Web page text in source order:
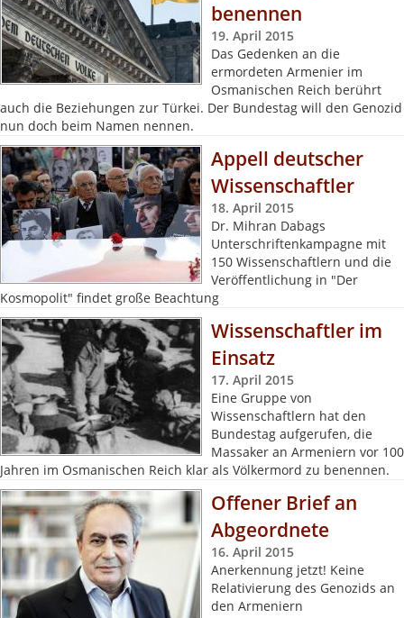
benennen
19. April 2015
Das Gedenken an die
ermordeten Armenier im
Osmanischen Reich berührt
auch die Beziehungen zur Türkei. Der Bundestag will den Genozid
nun doch beim Namen nennen.
Appell deutscher
Wissenschaftler
18. April 2015
Dr. Mihran Dabags
Unterschriftenkampagne mit
150 Wissenschaftlern und die
Veröffentlichung in "Der
Kosmopolit" findet große Beachtung
Wissenschaftler im
Einsatz
17. April 2015
Eine Gruppe von
Wissenschaftlern hat den
Bundestag aufgerufen, die
Massaker an Armeniern vor 100
Jahren im Osmanischen Reich klar als Völkermord zu benennen.
Offener Brief an
Abgeordnete
16. April 2015
Anerkennung jetzt! Keine
Relativierung des Genozids an
den Armeniern